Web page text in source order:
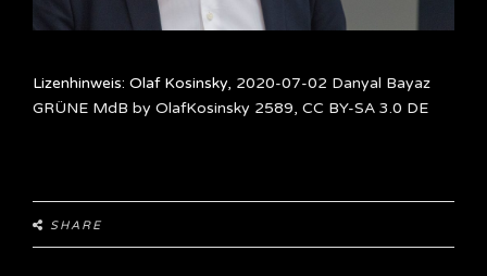
Lizenhinweis: Olaf Kosinsky, 2020-07-02 Danyal Bayaz
GRÜNE MdB by OlafKosinsky 2589, CC BY-SA 3.0 DE
SHARE